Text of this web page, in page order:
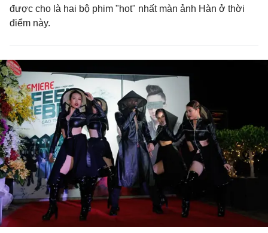
được cho là hai bộ phim "hot" nhất màn ảnh Hàn ở thời
điểm này.